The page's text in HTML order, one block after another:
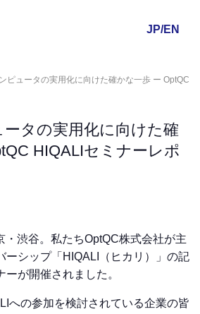
JP/EN
ピュータの実用化に向けた確かな一歩 ー OptQC
タの実用化に向けた確
HIQALIセミナーレポ
・渋谷。私たちOptQC株式会社が主
ーシップ「HIQALI（ヒカリ）」の記
が開催されました。
への参加を検討されている企業の皆